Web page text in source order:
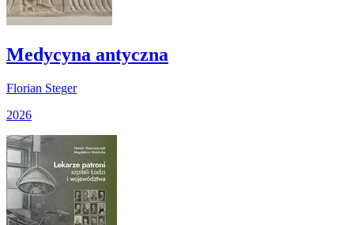
Medycyna antyczna
Florian Steger
2026